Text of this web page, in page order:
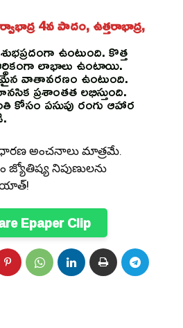
4వ పాదం, ఉత్తరాభాద్ర,
ఉంటుంది. కొత్త
లాభాలు ఉంటాయి.
వాతావరణం ఉంటుంది.
ప్రశాంతత లభిస్తుంది.
కోసం పసుపు రంగు ఆహార
అంచనాలు మాత్రమే.
నిపుణులను
Epaper Clip